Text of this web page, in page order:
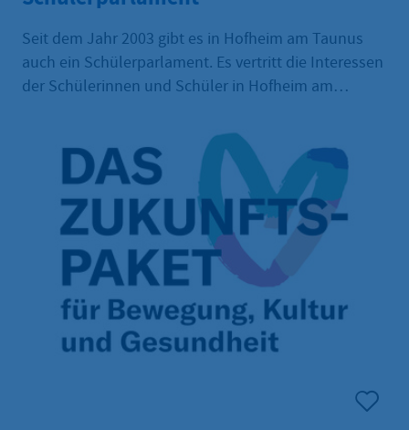
Seit dem Jahr 2003 gibt es in Hofheim am Taunus
auch ein Schülerparlament. Es vertritt die Interessen
der Schülerinnen und Schüler in Hofheim am